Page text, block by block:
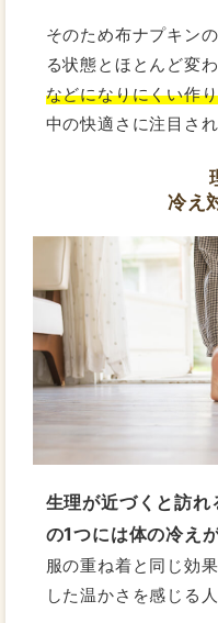
そのため布ナプキン
る状態とほとんど変
などになりにくい作り
中の快適さに注目され
冷え
生理が近づくと訪れ
の1つには体の冷え
服の重ね着と同じ効
した温かさを感じる